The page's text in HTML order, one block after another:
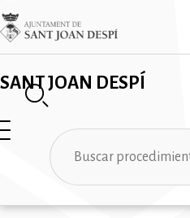
Pasar
al
contenido
SANT JOAN DESPÍ
Imatge
✕
Buscar